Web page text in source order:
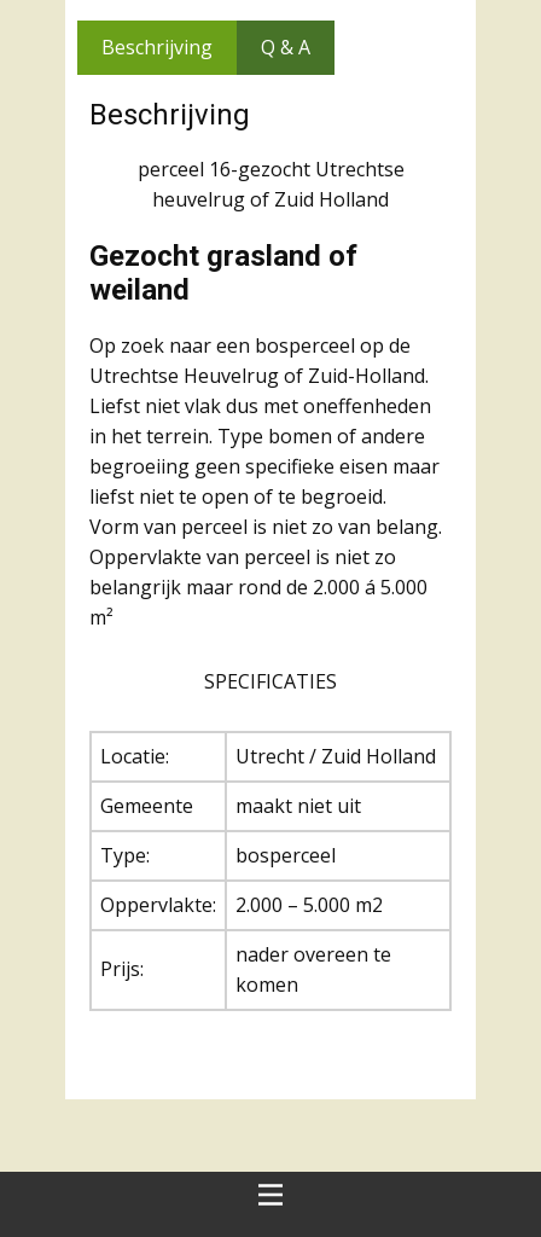
Beschrijving Q & A
Beschrijving
perceel 16-gezocht Utrechtse
heuvelrug of Zuid Holland
Gezocht grasland of
weiland
Op zoek naar een bosperceel op de
Utrechtse Heuvelrug of Zuid-Holland.
Liefst niet vlak dus met oneffenheden
in het terrein. Type bomen of andere
begroeiing geen specifieke eisen maar
liefst niet te open of te begroeid.
Vorm van perceel is niet zo van belang.
Oppervlakte van perceel is niet zo
belangrijk maar rond de 2.000 á 5.000
m²
SPECIFICATIES
Locatie:
Utrecht / Zuid Holland
Gemeente
maakt niet uit
Type:
bosperceel
Oppervlakte:
2.000 – 5.000 m2
Prijs:
nader overeen te
komen